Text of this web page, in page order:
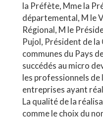
la Préfète, Mme la
départemental, M le
Régional, M le
Pujol, Président de
communes du Pays
succédés au micro
les professionnels de
entreprises ayant
La qualité de la
comme le choix du